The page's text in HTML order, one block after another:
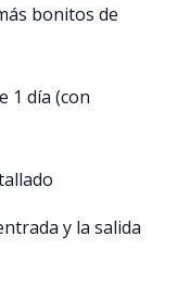
bonitos de
1 día (con
y la salida